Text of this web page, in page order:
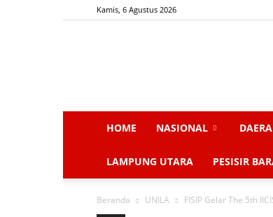
Kamis, 6 Agustus 2026
HOME NASIONAL
LAMPUNG UTARA PESISIR
Beranda UNILA FISIP Gelar The 5th